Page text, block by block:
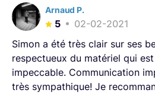
Arnaud P.
5
02-02-2021
Simon a été très clair sur ses
respectueux du matériel qui
impeccable. Communication
très sympathique! Je